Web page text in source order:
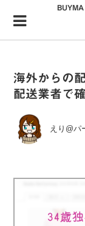
HOME
34歳独身OLバイ
無在庫で自由気ま
BUYMA
海外からの
配送業者で
えり@パ